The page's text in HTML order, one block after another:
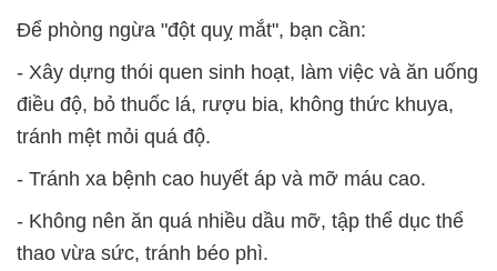
Để phòng ngừa "đột quỵ mắt", bạn cần:
- Xây dựng thói quen sinh hoạt, làm việc và ăn uống
điều độ, bỏ thuốc lá, rượu bia, không thức khuya,
tránh mệt mỏi quá độ.
- Tránh xa bệnh cao huyết áp và mỡ máu cao.
- Không nên ăn quá nhiều dầu mỡ, tập thể dục thể
thao vừa sức, tránh béo phì.